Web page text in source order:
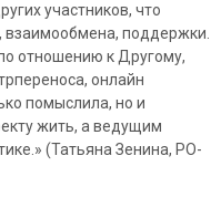
участников, что
взаимообмена, поддержки.
отношению к Другому,
онлайн
помыслила, но и
жить, а ведущим
(Татьяна Зенина, РО-